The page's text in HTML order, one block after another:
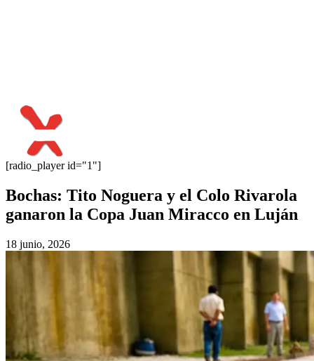
[radio_player id="1"]
Bochas: Tito Noguera y el Colo Rivarola
ganaron la Copa Juan Miracco en Luján
18 junio, 2026